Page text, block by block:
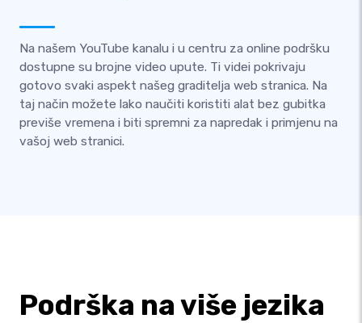
Na našem YouTube kanalu i u centru za online podršku
dostupne su brojne video upute. Ti videi pokrivaju
gotovo svaki aspekt našeg graditelja web stranica. Na
taj način možete lako naučiti koristiti alat bez gubitka
previše vremena i biti spremni za napredak i primjenu na
vašoj web stranici.
Podrška na više jezika